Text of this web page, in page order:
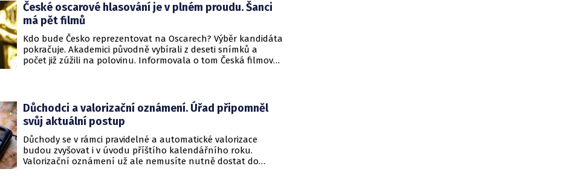
České oscarové hlasování je v plném proudu. Šanci
má pět filmů
Kdo bude Česko reprezentovat na Oscarech? Výběr kandidáta
pokračuje. Akademici původně vybírali z deseti snímků a
počet již zúžili na polovinu. Informovala o tom Česká filmová
Důchodci a valorizační oznámení. Úřad připomněl
svůj aktuální postup
Důchody se v rámci pravidelné a automatické valorizace
budou zvyšovat i v úvodu příštího kalendářního roku.
Valorizační oznámení už ale nemusíte nutně dostat do